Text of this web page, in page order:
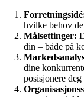
hvilke behov
Målsettinger:
din – både på
dine
posisjonere